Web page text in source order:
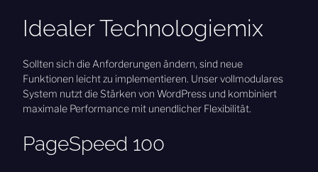
Idealer Technologiemix
Sollten sich die Anforderungen ändern, sind neue
Funktionen leicht zu implementieren. Unser vollmodulares
System nutzt die Stärken von WordPress und kombiniert
maximale Performance mit unendlicher Flexibilität.
PageSpeed 100